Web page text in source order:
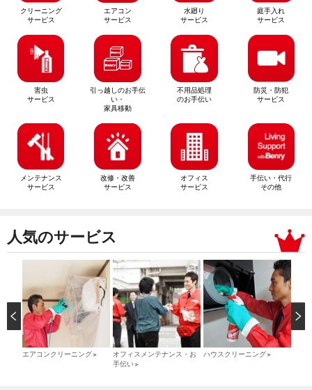
クリーニング
サービス
エアコン
サービス
水廻り
サービス
庭手入れ
サービス
害虫
サービス
引っ越しのお手伝
い・
家具移動
不用品処理
のお手伝い
防災・防犯
サービス
メンテナンス
サービス
改修・改善
サービス
オフィス
サービス
手伝い・代行
その他
人気のサービス
エアコンクリーニング ＞
オフィスメンテナンス・お
手伝い ＞
ハウスクリーニング ＞